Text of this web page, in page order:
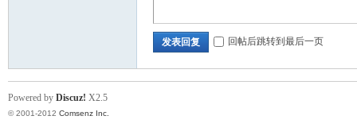
准|
发表回复 回帖后跳转到最后一页
Powered by Discuz! X2.5
© 2001-2012 Comsenz Inc.